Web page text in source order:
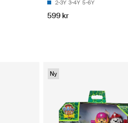
2-3Y 3-4Y 5-6Y
599 kr
Ny